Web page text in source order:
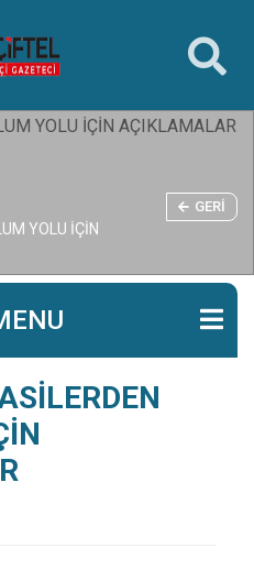
YOLU İÇİN
GERI